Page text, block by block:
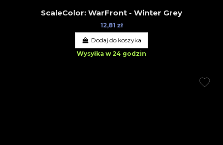
ScaleColor: WarFront - Winter Grey
12,81 zł
Dodaj do koszyka
Wysyłka w 24 godzin